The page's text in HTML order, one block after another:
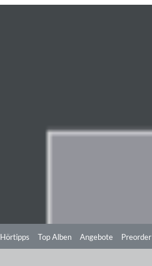
Hörtipps Top Alben Angebote Preorder